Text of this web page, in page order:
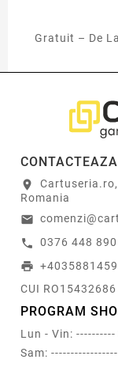
Gratuit – De
location_on
Romania
email
call 0376 448 890
print
CUI
PROGRAM
Lun - Vin:
Sam: